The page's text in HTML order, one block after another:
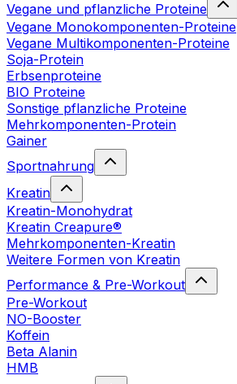
Vegane und pflanzliche Proteine
Vegane Monokomponenten-Proteine
Vegane Multikomponenten-Proteine
Soja-Protein
Erbsenproteine
BIO Proteine
Sonstige pflanzliche Proteine
Mehrkomponenten-Protein
Gainer
Sportnahrung
Kreatin
Kreatin-Monohydrat
Kreatin Creapure®
Mehrkomponenten-Kreatin
Weitere Formen von Kreatin
Performance & Pre-Workout
Pre-Workout
NO-Booster
Koffein
Beta Alanin
HMB